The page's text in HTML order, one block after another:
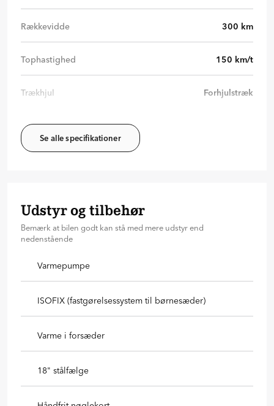
Rækkevidde 300 km
Tophastighed 150 km/t
Trækhjul Forhjulstræk
Se alle specifikationer
Udstyr og tilbehør
Bemærk at bilen godt kan stå med mere udstyr end
nedenstående
Varmepumpe
ISOFIX (fastgørelsessystem til børnesæder)
Varme i forsæder
18" stålfælge